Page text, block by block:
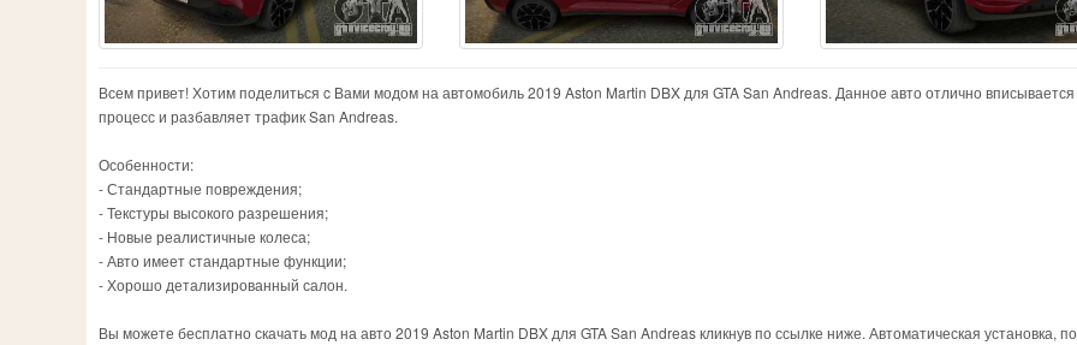
Всем привет! Хотим поделиться c Вами модом на автомобиль 2019 Aston Martin DBX для GTA San Andreas. Данное авто отлично вписывается
процесс и разбавляет трафик San Andreas.
Особенности:
- Стандартные повреждения;
- Текстуры высокого разрешения;
- Новые реалистичные колеса;
- Авто имеет стандартные функции;
- Хорошо детализированный салон.
Вы можете бесплатно скачать мод на авто 2019 Aston Martin DBX для GTA San Andreas кликнув по ссылке ниже. Автоматическая установка, по